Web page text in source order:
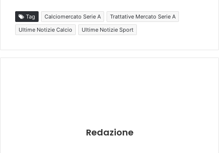
Tag Calciomercato Serie A
Trattative Mercato Serie A
Ultime Notizie Calcio
Ultime Notizie Sport
Redazione